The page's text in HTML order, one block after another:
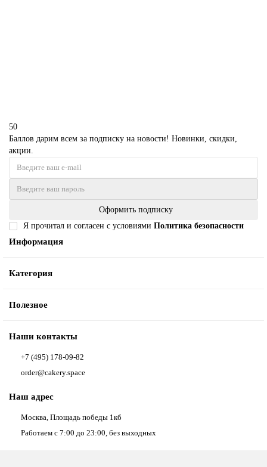
50
Баллов дарим всем за подписку на новости! Новинки, скидки,
акции.
Оформить подписку
Я прочитал и согласен с условиями Политика безопасности
Информация
Категория
Полезное
Наши контакты
+7 (495) 178-09-82
order@cakery.space
Наш адрес
Москва, Площадь победы 1кб
Работаем с 7:00 до 23:00, без выходных